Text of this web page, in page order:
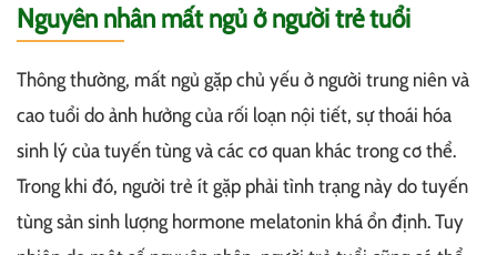
Nguyên nhân mất ngủ ở người trẻ tuổi
Thông thường, mất ngủ gặp chủ yếu ở người trung niên và
cao tuổi do ảnh hưởng của rối loạn nội tiết, sự thoái hóa
sinh lý của tuyến tùng và các cơ quan khác trong cơ thể.
Trong khi đó, người trẻ ít gặp phải tình trạng này do tuyến
tùng sản sinh lượng hormone melatonin khá ổn định. Tuy